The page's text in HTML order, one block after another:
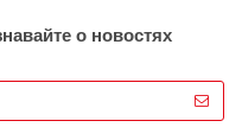
о новостях